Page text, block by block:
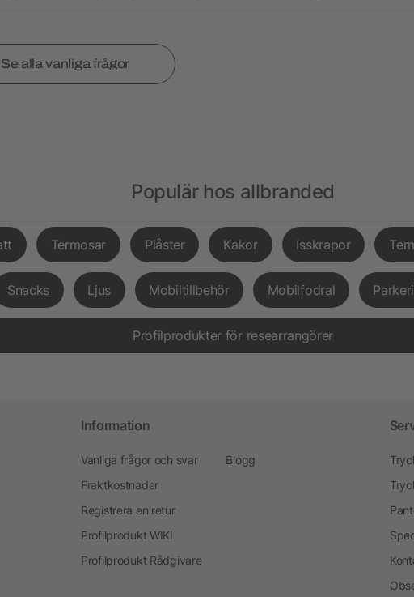
Se alla vanliga frågor
Populär hos allbranded
Termosar Plåster Kakor Isskrapor
Snacks Ljus Mobiltillbehör Mobilfodral
Profilprodukter för researrangörer
Information
Vanliga frågor och svar
Fraktkostnader
Registrera en retur
Profilprodukt WIKI
Profilprodukt Rådgivare
Blogg